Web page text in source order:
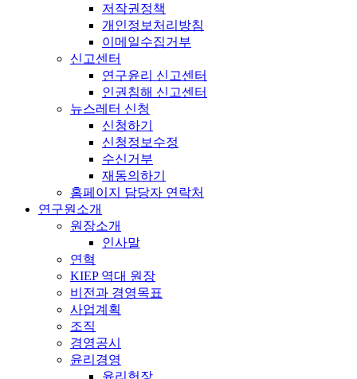
저작권정책
개인정보처리방침
이메일수집거부
신고센터
연구윤리 신고센터
인권침해 신고센터
뉴스레터 신청
신청하기
신청정보수정
수신거부
재동의하기
홈페이지 담당자 연락처
연구원소개
원장소개
인사말
연혁
KIEP 역대 원장
비전과 경영목표
사업계획
조직
경영공시
윤리경영
윤리헌장